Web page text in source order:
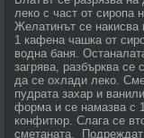
леко с част от сиропа
Желатинът се накисва
1 кафена чашка от
водна баня.
загрява, разбърква се
да се охлади леко.
пудрата захар и
форма и се намазва с
конфитюр. Слага се
сметаната. Подреждат